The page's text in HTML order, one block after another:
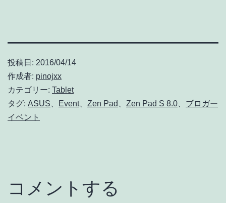
投稿日: 2016/04/14
作成者: pinojxx
カテゴリー: Tablet
タグ: ASUS Event、 Zen Pad Zen Pad S 8.0
ブロガー
イベント
コメントする